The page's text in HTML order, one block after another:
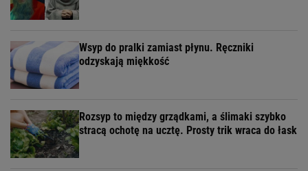
Wsyp do pralki zamiast płynu. Ręczniki
odzyskają miękkość
Rozsyp to między grządkami, a ślimaki szybko
stracą ochotę na ucztę. Prosty trik wraca do łask